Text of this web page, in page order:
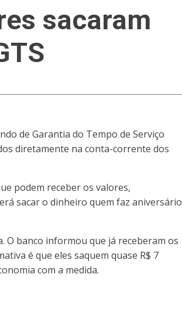
sacaram
de Garantia do Tempo de Serviço
diretamente na conta-corrente dos
podem receber os valores,
sacar o dinheiro quem faz aniversário
O banco informou que já receberam os
é que eles saquem quase R$ 7
com a medida.